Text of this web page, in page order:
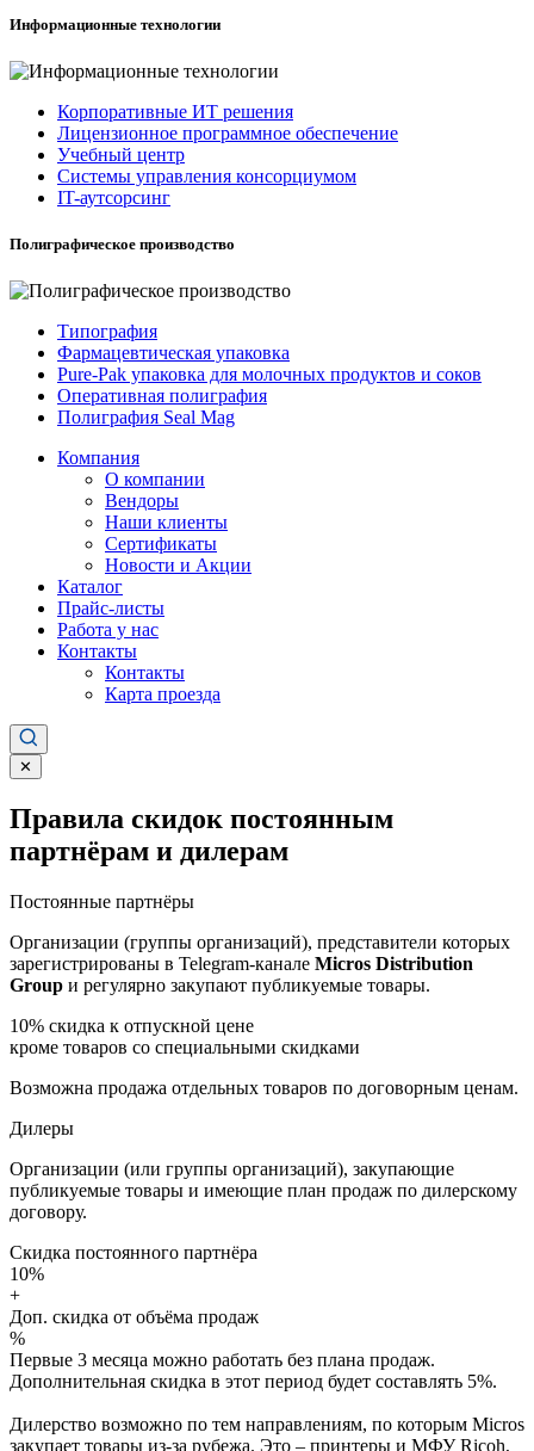
Информационные технологии
Корпоративные ИТ решения
Лицензионное программное обеспечение
Учебный центр
Системы управления консорциумом
IT-аутсорсинг
Полиграфическое производство
Типография
Фармацевтическая упаковка
Pure-Pak упаковка для молочных продуктов и соков
Оперативная полиграфия
Полиграфия Seal Mag
Компания
О компании
Вендоры
Наши клиенты
Сертификаты
Новости и Акции
Каталог
Прайс-листы
Работа у нас
Контакты
Контакты
Карта проезда
✕
Правила скидок постоянным
партнёрам и дилерам
Постоянные партнёры
Организации (группы организаций), представители которых
зарегистрированы в Telegram-канале Micros Distribution
Group и регулярно закупают публикуемые товары.
10% скидка к отпускной цене
кроме товаров со специальными скидками
Возможна продажа отдельных товаров по договорным ценам.
Дилеры
Организации (или группы организаций), закупающие
публикуемые товары и имеющие план продаж по дилерскому
договору.
Скидка постоянного партнёра
10%
+
Доп. скидка от объёма продаж
%
Первые 3 месяца можно работать без плана продаж.
Дополнительная скидка в этот период будет составлять 5%.
Дилерство возможно по тем направлениям, по которым Micros
закупает товары из-за рубежа. Это – принтеры и МФУ Ricoh,